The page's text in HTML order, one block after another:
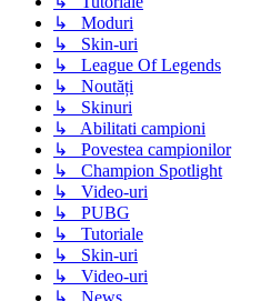
↳ Moduri
↳ Skin-uri
↳ League Of Legends
↳ Noutăți
↳ Skinuri
↳ Abilitati campioni
↳ Povestea campionilor
↳ Champion Spotlight
↳ Video-uri
↳ PUBG
↳ Tutoriale
↳ Skin-uri
↳ Video-uri
↳ News